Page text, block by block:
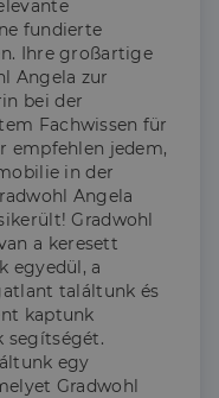
fundierte
Ihre großartige
Angela zur
bei der
Fachwissen für
empfehlen jedem,
in der
Angela
Gradwohl
a keresett
egyedül, a
találtunk és
kaptunk
segítségét.
egy
Gradwohl
Teljesítmény
lehetővé teszik
a felhasználói
weboldal nem
/
Lejárat Leírás
5
hónap
4 hét
alapvető célokra
szolgál